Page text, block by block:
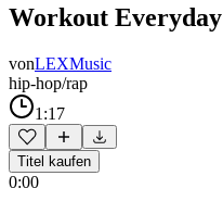
Workout Everyday
vonLEXMusic
hip-hop/rap
1:17
Titel kaufen
0:00